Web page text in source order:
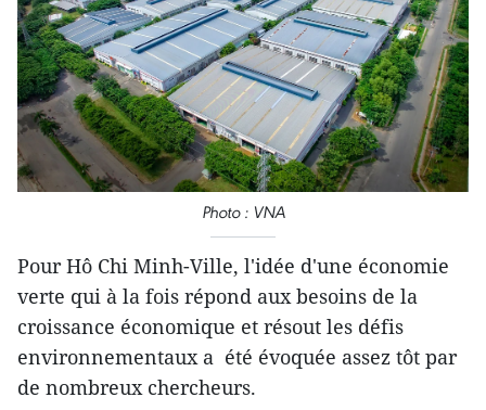
Photo : VNA
Pour Hô Chi Minh-Ville, l'idée d'une économie
verte qui à la fois répond aux besoins de la
croissance économique et résout les défis
environnementaux a été évoquée assez tôt par
de nombreux chercheurs.